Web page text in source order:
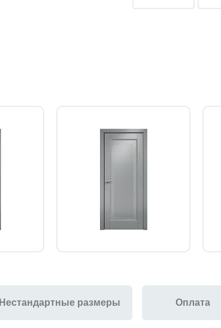
Нестандартные размеры Оплата